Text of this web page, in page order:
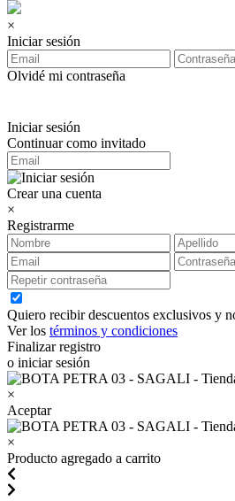
×
Iniciar sesión
Olvidé mi contraseña
Iniciar sesión
Continuar como invitado
Crear una cuenta
×
Registrarme
Quiero recibir descuentos exclusivos y
Ver los términos y condiciones
Finalizar registro
o iniciar sesión
×
Aceptar
×
Producto agregado a carrito